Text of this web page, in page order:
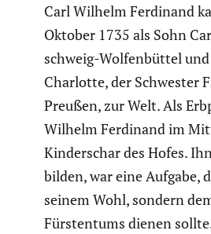
Carl Wilhelm Ferdinand
Oktober 1735 als Sohn
schweig-Wolfen­büttel
Charlotte, der Schwester
Preußen, zur Welt. Als
Wilhelm Ferdinand im
Kinder­schar des Hofes.
bilden, war eine Aufgabe,
seinem Wohl, sondern
Fürsten­tums dienen